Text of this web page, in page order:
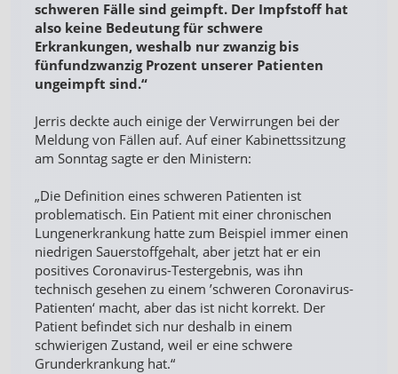
schweren Fälle sind geimpft. Der Impfstoff hat
also keine Bedeutung für schwere
Erkrankungen, weshalb nur zwanzig bis
fünfundzwanzig Prozent unserer Patienten
ungeimpft sind.“
Jerris deckte auch einige der Verwirrungen bei der
Meldung von Fällen auf. Auf einer Kabinettssitzung
am Sonntag sagte er den Ministern:
„Die Definition eines schweren Patienten ist
problematisch. Ein Patient mit einer chronischen
Lungenerkrankung hatte zum Beispiel immer einen
niedrigen Sauerstoffgehalt, aber jetzt hat er ein
positives Coronavirus-Testergebnis, was ihn
technisch gesehen zu einem ’schweren Coronavirus-
Patienten‘ macht, aber das ist nicht korrekt. Der
Patient befindet sich nur deshalb in einem
schwierigen Zustand, weil er eine schwere
Grunderkrankung hat.“